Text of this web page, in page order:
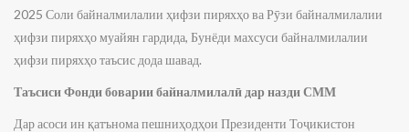
2025 Соли байналмилалии ҳифзи пиряхҳо ва Рӯзи байналмилалии
ҳифзи пиряхҳо муайян гардида, Бунёди махсуси байналмилалии
ҳифзи пиряхҳо таъсис дода шавад.
Таъсиси Фонди боварии байналмилалӣ дар назди СММ
Дар асоси ин қатънома пешниҳодҳои Президенти Тоҷикистон